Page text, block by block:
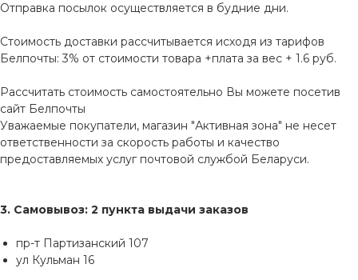
Отправка посылок осуществляется в будние дни.
Стоимость доставки рассчитывается исходя из тарифов
Белпочты: 3% от стоимости товара +плата за вес + 1.6 руб.
Рассчитать стоимость самостоятельно Вы можете посетив
сайт Белпочты
Уважаемые покупатели, магазин "Активная зона" не несет
ответственности за скорость работы и качество
предоставляемых услуг почтовой службой Беларуси.
3. Самовывоз: 2 пункта выдачи заказов
пр-т Партизанский 107
ул Кульман 16